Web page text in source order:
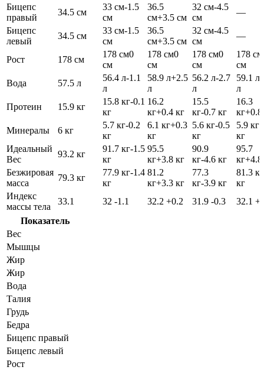
Бицепс
правый
34.5 см
33 см-1.5
см
36.5
см+3.5 см
32 см-4.5
см
—
Бицепс
левый
34.5 см
33 см-1.5
см
36.5
см+3.5 см
32 см-4.5
см
—
Рост 178 см
178 см0
см
178 см0
см
178 см0
см
178 см
см
Вода
57.5 л
56.4 л-1.1
л
58.9 л+2.5
л
56.2 л-2.7
л
59.1 л
л
Протеин
15.9 кг
15.8 кг-0.1
кг
16.2
кг+0.4 кг
15.5
кг-0.7 кг
16.3
кг+0.8
Минералы
6 кг
5.7 кг-0.2
кг
6.1 кг+0.3
кг
5.6 кг-0.5
кг
5.9 кг
кг
Идеальный
Вес
93.2 кг
91.7 кг-1.5
кг
95.5
кг+3.8 кг
90.9
кг-4.6 кг
95.7
кг+4.8
Безжировая
масса
79.3 кг
77.9 кг-1.4
кг
81.2
кг+3.3 кг
77.3
кг-3.9 кг
81.3 кг
кг
Индекс
массы тела
33.1 32 -1.1 32.2 +0.2 31.9 -0.3 32.1
Показатель
Вес
Мышцы
Жир
Жир
Вода
Талия
Грудь
Бедра
Бицепс правый
Бицепс левый
Рост